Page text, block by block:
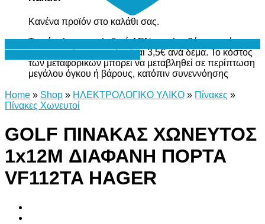
Κανένα προϊόν στο καλάθι σας.
Το σύνολο του καλαθιού ΔΕΝ περιλαμβάνει το κόστος
μεταφορικών, το οποίο είναι 3,5€ ανά δέμα. Το κόστος
των μεταφορικών μπορεί να μεταβληθεί σε περίπτωση
μεγάλου όγκου ή βάρους, κατόπιν συνεννόησης
Home » Shop » ΗΛΕΚΤΡΟΛΟΓΙΚΟ ΥΛΙΚΟ » Πίνακες »
Πίνακες Χωνευτοί
GOLF ΠΙΝΑΚΑΣ ΧΩΝΕΥΤΟΣ
1x12M ΔΙΑΦΑΝΗ ΠΟΡΤΑ
VF112TA HAGER